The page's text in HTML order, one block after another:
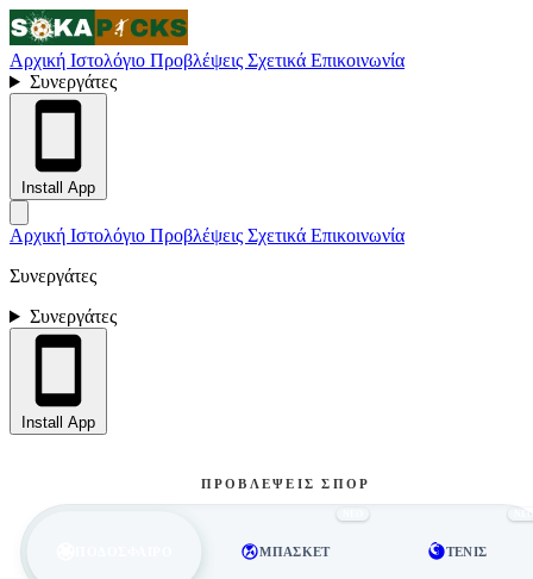
Αρχική Ιστολόγιο Προβλέψεις Σχετικά Επικοινωνία
Συνεργάτες
Install App
Αρχική Ιστολόγιο Προβλέψεις Σχετικά Επικοινωνία
Συνεργάτες
Συνεργάτες
Install App
ΠΡΟΒΛΈΨΕΙΣ ΣΠΟΡ
ΜΠΆΣΚΕΤ ΤΈΝΙΣ
ΝΕΟ